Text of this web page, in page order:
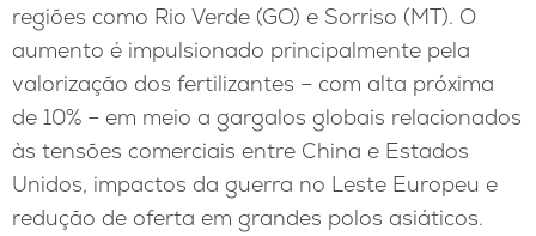
regiões como Rio Verde (GO) e Sorriso (MT). O
aumento é impulsionado principalmente pela
valorização dos fertilizantes – com alta próxima
de 10% – em meio a gargalos globais relacionados
às tensões comerciais entre China e Estados
Unidos, impactos da guerra no Leste Europeu e
redução de oferta em grandes polos asiáticos.